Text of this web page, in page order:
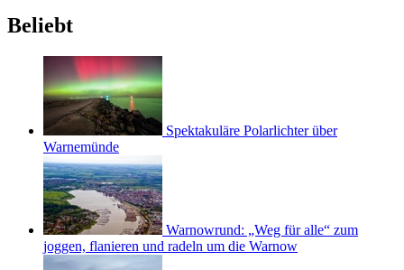
Beliebt
Spektakuläre Polarlichter über
Warnemünde
Warnowrund: „Weg für alle“ zum
joggen, flanieren und radeln um die Warnow